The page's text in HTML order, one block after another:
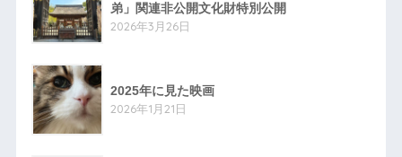
弟」関連非公開文化財特別公開
2026年3月26日
2025年に見た映画
2026年1月21日